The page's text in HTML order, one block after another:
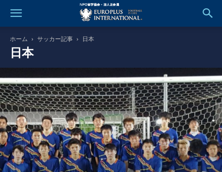
ホーム サッカー記事 日本
日本